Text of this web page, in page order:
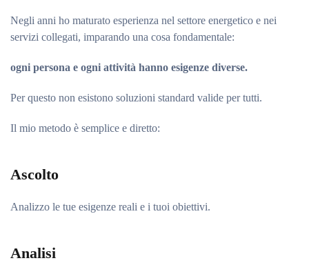
Negli anni ho maturato esperienza nel settore energetico e nei
servizi collegati, imparando una cosa fondamentale:
ogni persona e ogni attività hanno esigenze diverse.
Per questo non esistono soluzioni standard valide per tutti.
Il mio metodo è semplice e diretto:
Ascolto
Analizzo le tue esigenze reali e i tuoi obiettivi.
Analisi